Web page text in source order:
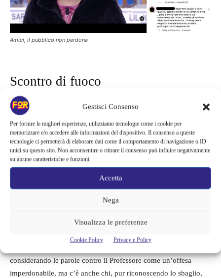
Gestisci Consenso
Per fornire le migliori esperienze, utilizziamo tecnologie come i cookie per
memorizzare e/o accedere alle informazioni del dispositivo. Il consenso a queste
tecnologie ci permetterà di elaborare dati come il comportamento di navigazione o ID
unici su questo sito. Non acconsentire o ritirare il consenso può influire negativamente
su alcune caratteristiche e funzioni.
Accetta
Nega
Visualizza le preferenze
Cookie Policy Privacy e Policy
Amici, il pubblico non perdona
Scontro di fuoco
L’ultimo “scontro” ad Amici è stato quello tra Holy Francisco,
nella squadra di Anna Pettinelli, e Rudy Zerbi. Già da qualche
puntata si respirava tensione tra i due, e alla fine è esploso tutto
con una dichiarazione del giovane:Holy ha dato del
“mitomane” a Zerbi, a quanto pare però senza nemmeno
conoscere il significato della parola. Il web non ha tardato a
potrebbe addirittura arrivare la squalifica.
Allievo e professore non si sono ancora chiariti e intanto gli
considerando le parole contro il Professore come un’offesa
imperdonabile, ma c’è anche chi, pur riconoscendo lo sbaglio,